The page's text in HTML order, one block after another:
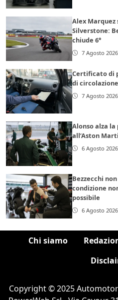
Alex
Silverstone:
chiude 6°
7 Agosto 2026
Certificato di
di
7 Agosto 2026
Alonso alza
all’Aston
6 Agosto 2026
Bezzecchi
condizione
possibile
6 Agosto 2026
Chi siamo
Copyright © 2025